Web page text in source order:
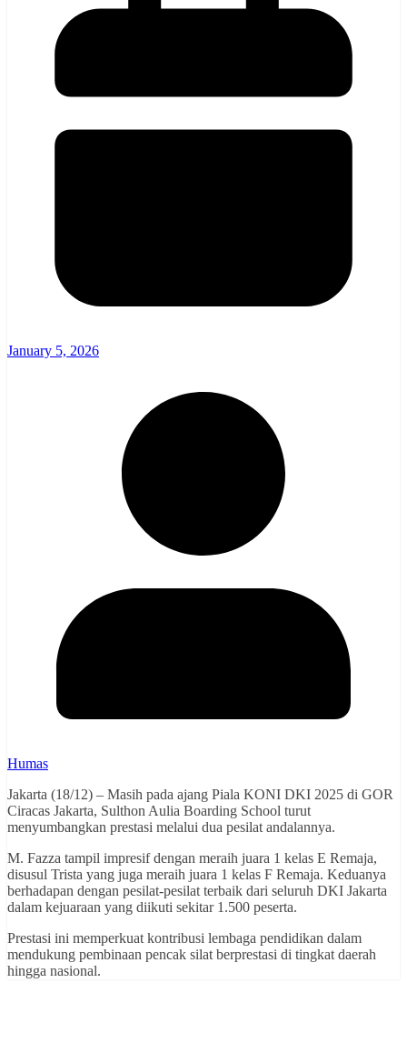
January 5, 2026
Humas
Jakarta (18/12) – Masih pada ajang Piala KONI DKI 2025 di GOR
Ciracas Jakarta, Sulthon Aulia Boarding School turut
menyumbangkan prestasi melalui dua pesilat andalannya.
M. Fazza tampil impresif dengan meraih juara 1 kelas E Remaja,
disusul Trista yang juga meraih juara 1 kelas F Remaja. Keduanya
berhadapan dengan pesilat-pesilat terbaik dari seluruh DKI Jakarta
dalam kejuaraan yang diikuti sekitar 1.500 peserta.
Prestasi ini memperkuat kontribusi lembaga pendidikan dalam
mendukung pembinaan pencak silat berprestasi di tingkat daerah
hingga nasional.